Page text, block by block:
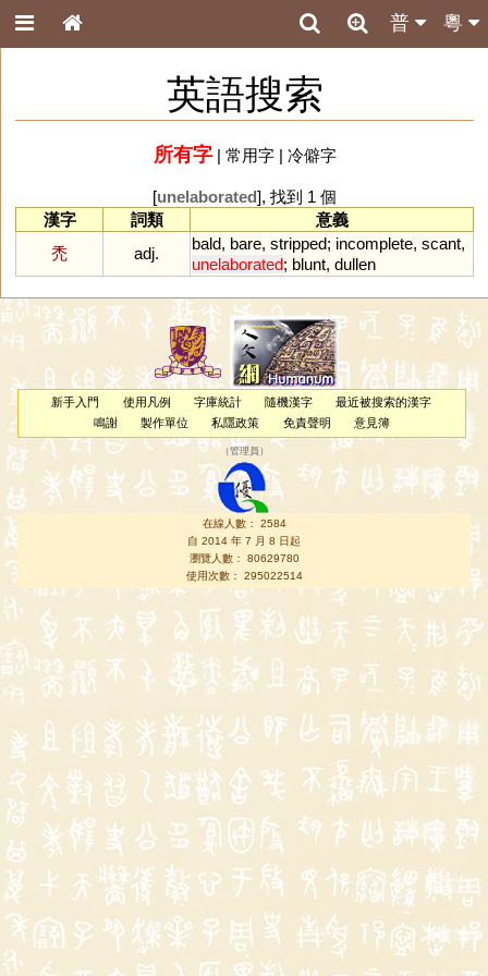
粵
普
英語搜索
所有字| 常用字| 冷僻字
[unelaborated], 找到 1 個
漢字
詞類
意義
禿
adj.
bald, bare, stripped; incomplete, scant,
unelaborated; blunt, dullen
新手入門 使用凡例 字庫統計 隨機漢字
最近被搜索的漢字
鳴謝
製作單位 私隱政策 免責聲明 意見簿
（管理員 ）
在線人數： 2584
自 2014 年 7 月 8 日起
瀏覽人數： 80629780
使用次數： 295022514